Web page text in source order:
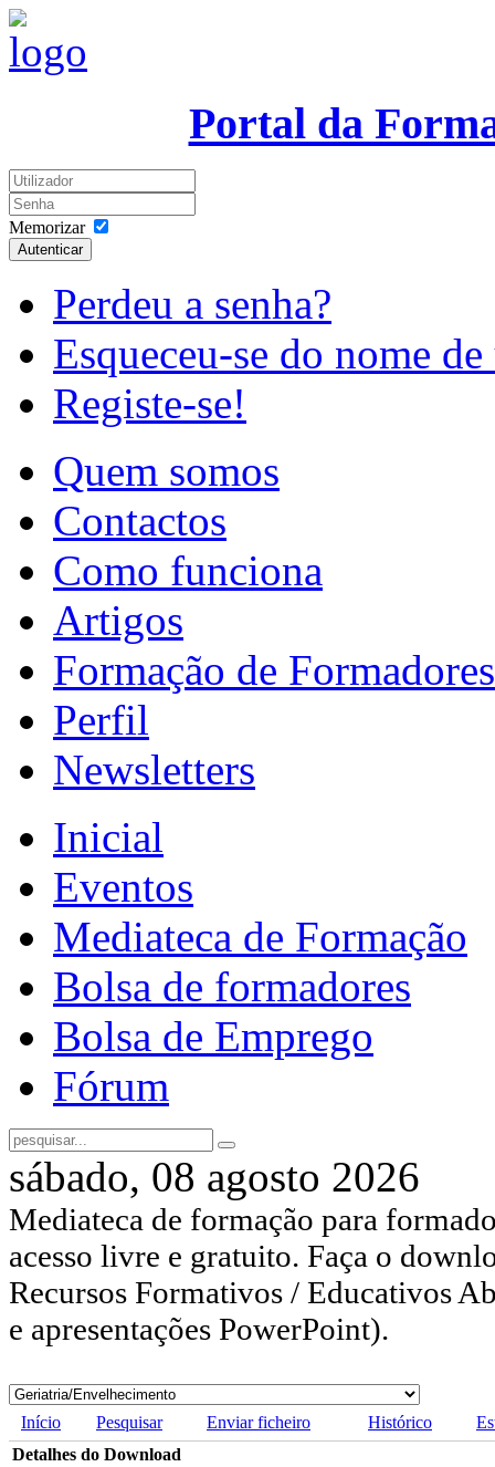
Portal da
Memorizar
Autenticar
Perdeu a senha?
Esqueceu-se do nome
Registe-se!
Quem somos
Contactos
Como funciona
Artigos
Formação de Formadores
Perfil
Newsletters
Inicial
Eventos
Mediateca de Formação
Bolsa de formadores
Bolsa de Emprego
Fórum
sábado, 08 agosto 2026
Mediateca de formação para
acesso livre e gratuito. Faça o
Recursos Formativos / Educativos
e apresentações PowerPoint).
Início Pesquisar Enviar ficheiro Histórico
Detalhes do Download